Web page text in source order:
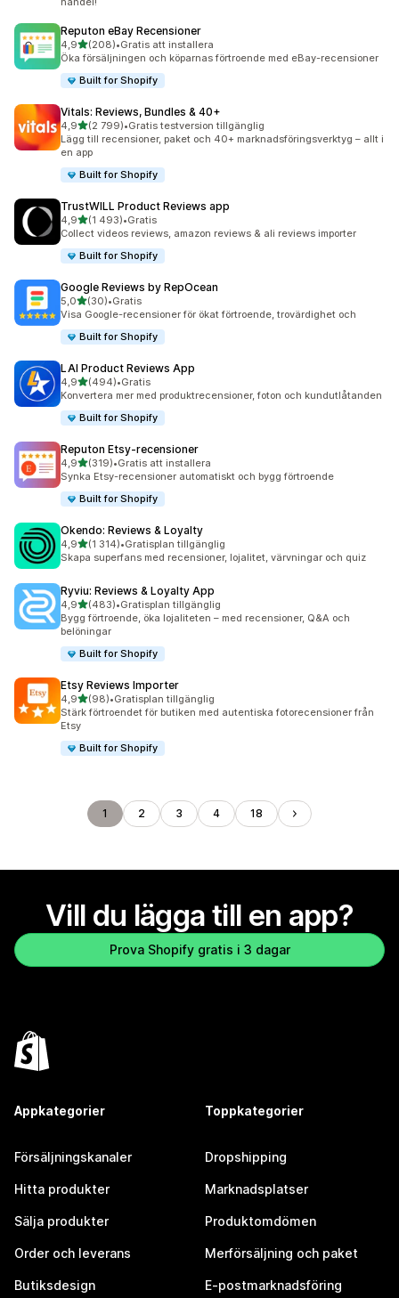
Reputon eBay Recensioner
4,9av 5 stjärnor
(208)
208 recensioner totalt
•Gratis att installera
Öka försäljningen och köparnas förtroende med eBay-recensioner
Built for Shopify
Vitals: Reviews, Bundles & 40+
4,9av 5 stjärnor
(2 799)
2799 recensioner totalt
•Gratis testversion tillgänglig
Lägg till recensioner, paket och 40+ marknadsföringsverktyg – allt i
en app
Built for Shopify
TrustWILL Product Reviews app
4,9av 5 stjärnor
(1 493)
1493 recensioner totalt
•Gratis
Collect videos reviews, amazon reviews & ali reviews importer
Built for Shopify
Google Reviews by RepOcean
5,0av 5 stjärnor
(30)
30 recensioner totalt
•Gratis
Visa Google-recensioner för ökat förtroende, trovärdighet och
Built for Shopify
LAI Product Reviews App
4,9av 5 stjärnor
(494)
494 recensioner totalt
•Gratis
Konvertera mer med produktrecensioner, foton och kundutlåtanden
Built for Shopify
Reputon Etsy‑recensioner
4,9av 5 stjärnor
(319)
319 recensioner totalt
•Gratis att installera
Synka Etsy-recensioner automatiskt och bygg förtroende
Built for Shopify
Okendo: Reviews & Loyalty
4,9av 5 stjärnor
(1 314)
1314 recensioner totalt
•Gratisplan tillgänglig
Skapa superfans med recensioner, lojalitet, värvningar och quiz
Ryviu: Reviews & Loyalty App
4,9av 5 stjärnor
(483)
483 recensioner totalt
•Gratisplan tillgänglig
Bygg förtroende, öka lojaliteten – med recensioner, Q&A och
belöningar
Built for Shopify
Etsy Reviews Importer
4,9av 5 stjärnor
(98)
98 recensioner totalt
•Gratisplan tillgänglig
Stärk förtroendet för butiken med autentiska fotorecensioner från
Etsy
Built for Shopify
1 2 3 4 18
Vill du lägga till en app?
Prova Shopify gratis i 3 dagar
Appkategorier
Försäljningskanaler
Hitta produkter
Sälja produkter
Order och leverans
Butiksdesign
Toppkategorier
Dropshipping
Marknadsplatser
Produktomdömen
Merförsäljning och paket
E-postmarknadsföring